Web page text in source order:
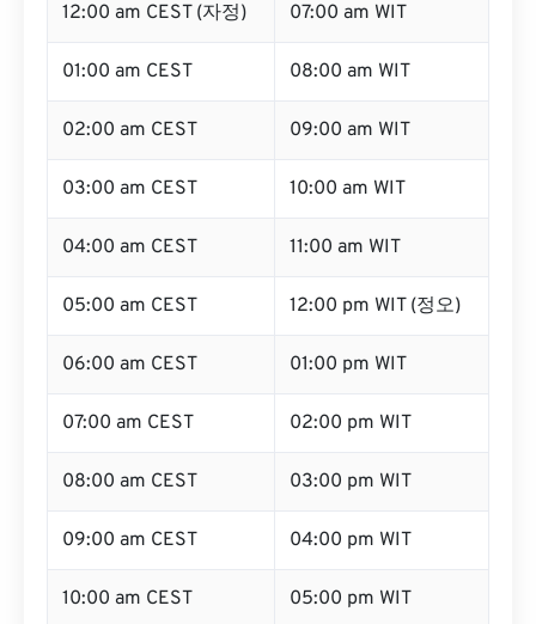
12:00 am CEST (자정) 07:00 am WIT
01:00 am CEST 08:00 am WIT
02:00 am CEST 09:00 am WIT
03:00 am CEST 10:00 am WIT
04:00 am CEST 11:00 am WIT
05:00 am CEST 12:00 pm WIT (정오)
06:00 am CEST 01:00 pm WIT
07:00 am CEST 02:00 pm WIT
08:00 am CEST 03:00 pm WIT
09:00 am CEST 04:00 pm WIT
10:00 am CEST 05:00 pm WIT